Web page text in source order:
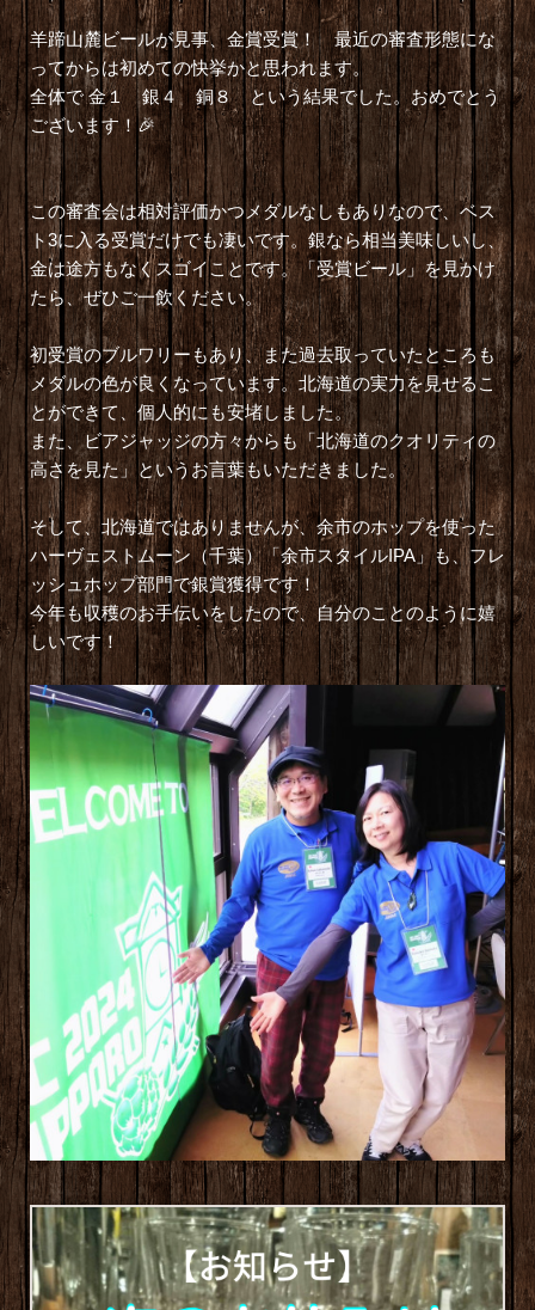
羊蹄山麓ビールが見事、金賞受賞！ 最近の審査形態にな
ってからは初めての快挙かと思われます。
全体で 金１ 銀４ 銅８ という結果でした。おめでとう
ございます！🎉
この審査会は相対評価かつメダルなしもありなので、ベス
ト3に入る受賞だけでも凄いです。銀なら相当美味しいし、
金は途方もなくスゴイことです。「受賞ビール」を見かけ
たら、ぜひご一飲ください。
初受賞のブルワリーもあり、また過去取っていたところも
メダルの色が良くなっています。北海道の実力を見せるこ
とができて、個人的にも安堵しました。
また、ビアジャッジの方々からも「北海道のクオリティの
高さを見た」というお言葉もいただきました。
そして、北海道ではありませんが、余市のホップを使った
ハーヴェストムーン（千葉）「余市スタイルIPA」も、フレ
ッシュホップ部門で銀賞獲得です！
今年も収穫のお手伝いをしたので、自分のことのように嬉
しいです！